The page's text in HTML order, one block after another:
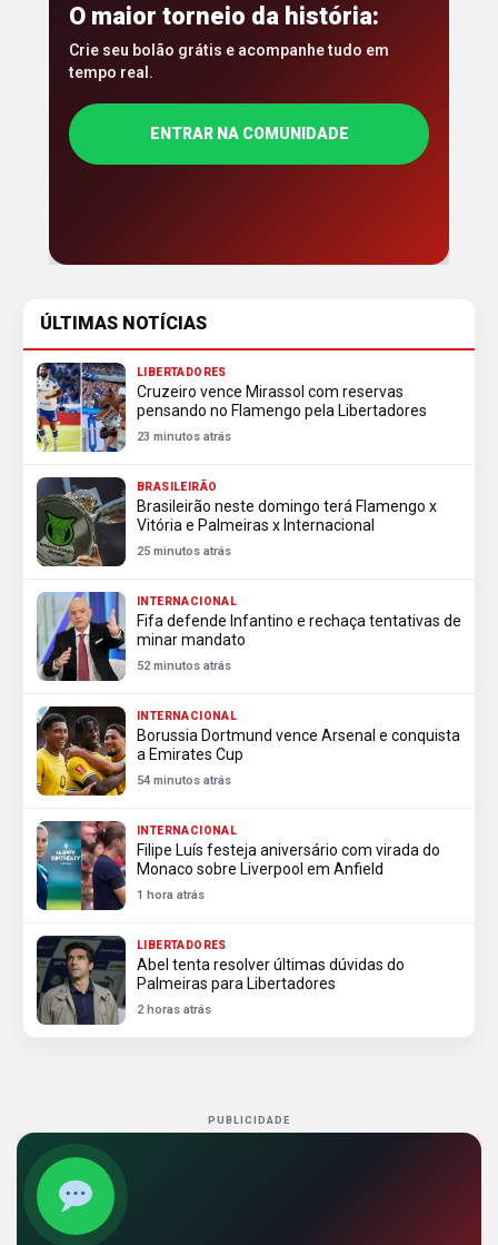
O maior torneio da história:
Crie seu bolão grátis e acompanhe tudo em
tempo real.
ENTRAR NA COMUNIDADE
ÚLTIMAS NOTÍCIAS
LIBERTADORES
Cruzeiro vence Mirassol com reservas
pensando no Flamengo pela Libertadores
23 minutos atrás
BRASILEIRÃO
Brasileirão neste domingo terá Flamengo x
Vitória e Palmeiras x Internacional
25 minutos atrás
INTERNACIONAL
Fifa defende Infantino e rechaça tentativas de
minar mandato
52 minutos atrás
INTERNACIONAL
Borussia Dortmund vence Arsenal e conquista
a Emirates Cup
54 minutos atrás
INTERNACIONAL
Filipe Luís festeja aniversário com virada do
Monaco sobre Liverpool em Anfield
1 hora atrás
LIBERTADORES
Abel tenta resolver últimas dúvidas do
Palmeiras para Libertadores
2 horas atrás
PUBLICIDADE